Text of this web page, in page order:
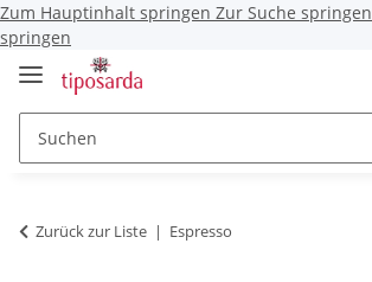
Zum Hauptinhalt springen Zur Suche springen
springen
Zurück zur Liste Espresso